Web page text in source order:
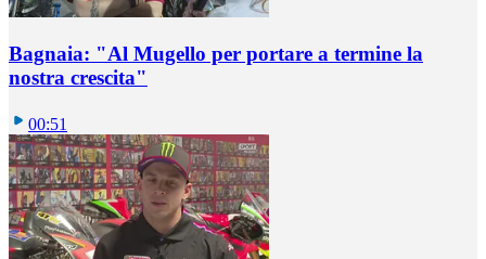
Bagnaia: "Al Mugello per portare a termine la
nostra crescita"
00:51